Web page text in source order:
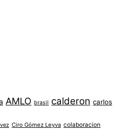
AMLO brasil calderon carlos
Ciro Gómez Leyva colaboracion